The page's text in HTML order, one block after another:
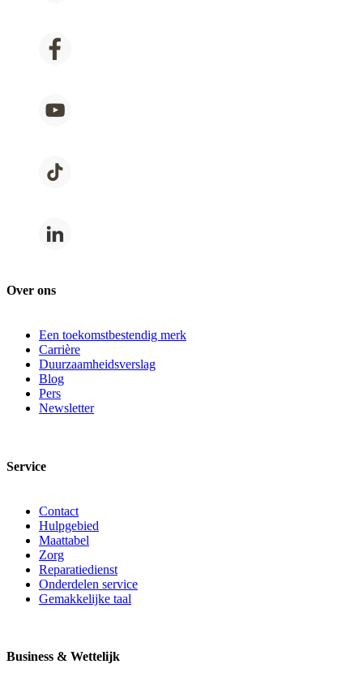
Over ons
Een toekomstbestendig merk
Carrière
Duurzaamheidsverslag
Blog
Pers
Newsletter
Service
Contact
Hulpgebied
Maattabel
Zorg
Reparatiedienst
Onderdelen service
Gemakkelijke taal
Business & Wettelijk